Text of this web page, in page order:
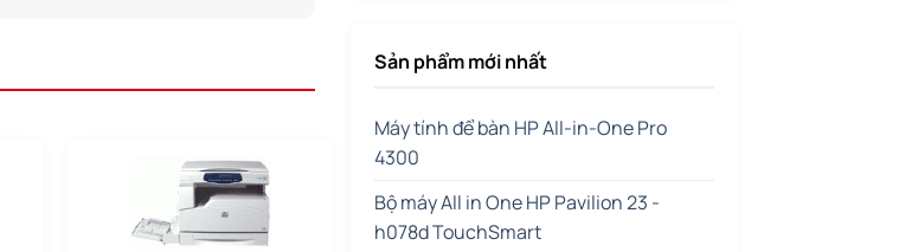
Sản phẩm mới nhất
Máy tính để bàn HP All-in-One Pro
4300
Bộ máy All in One HP Pavilion 23 -
h078d TouchSmart